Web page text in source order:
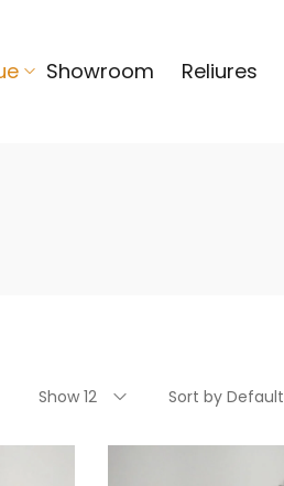
Showroom Reliures
Show 12 Sort by Default